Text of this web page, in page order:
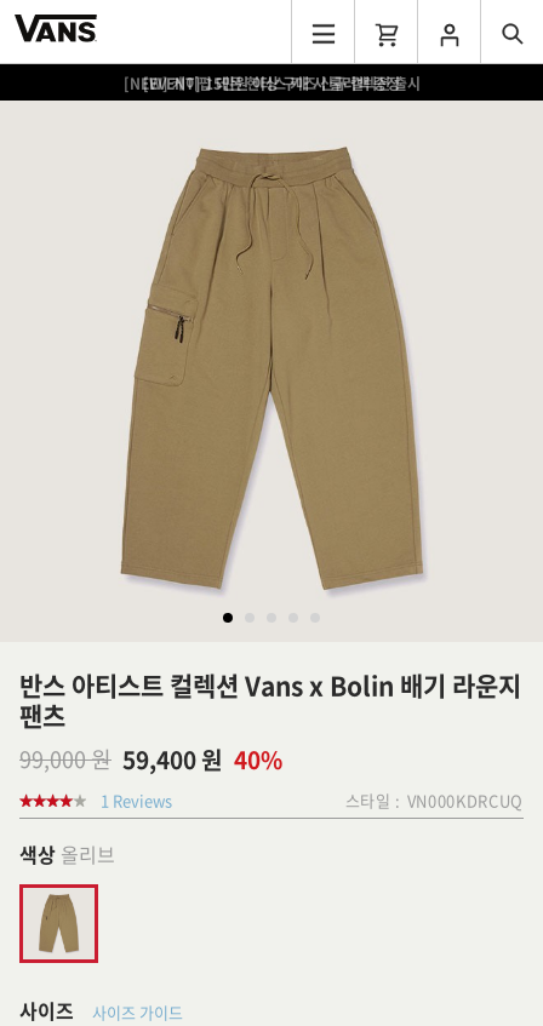
[EVENT] 15만원 이상 구매 시 쿨러백 증정
반스 아티스트 컬렉션 Vans x Bolin 배기 라운지
팬츠
99,000 원 59,400 원 40%
1 Reviews 스타일 : VN000KDRCUQ
색상 올리브
사이즈 사이즈 가이드